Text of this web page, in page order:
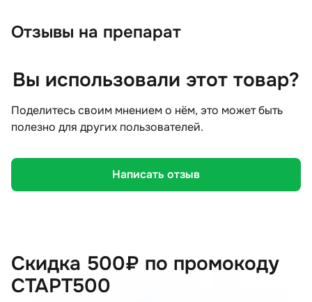
Отзывы на препарат
Вы использовали этот товар?
Поделитесь своим мнением о нём, это может быть
полезно для других пользователей.
Написать отзыв
Скидка 500₽ по промокоду
СТАРТ500